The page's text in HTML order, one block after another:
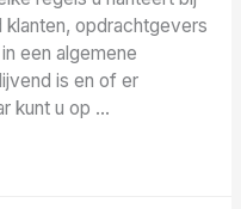
opdrachtgevers
een algemene
is en of er
kunt u op …